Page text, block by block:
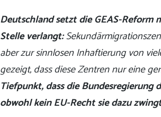
Deutschland setzt die GEAS-Reform
Stelle verlangt:
aber zur sinnlosen Inhaftierung von
gezeigt, dass diese Zentren nur eine
Tiefpunkt, dass die
obwohl kein EU-Recht sie dazu